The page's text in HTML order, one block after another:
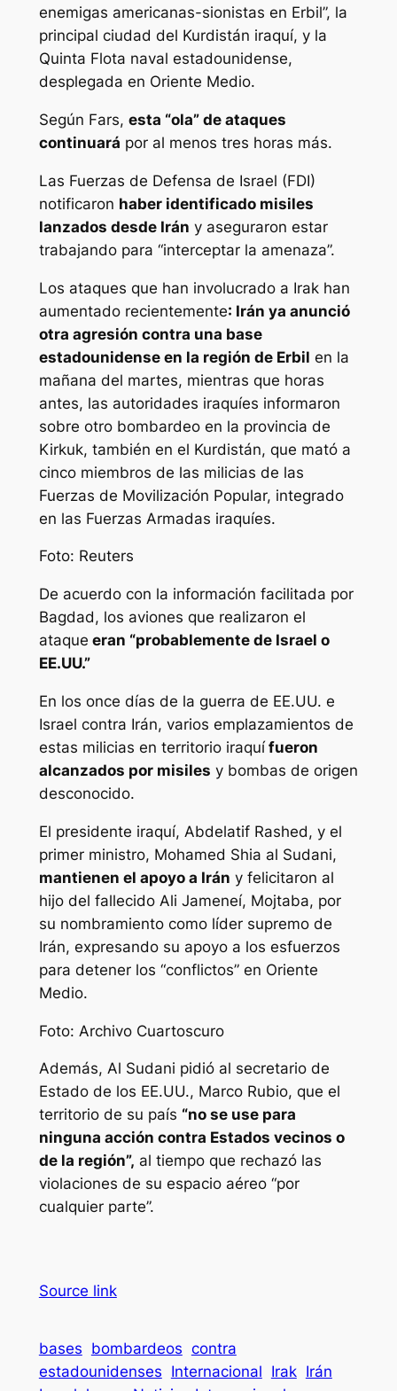
enemigas americanas-sionistas en Erbil”, la
principal ciudad del Kurdistán iraquí, y la
Quinta Flota naval estadounidense,
desplegada en Oriente Medio.
Según Fars, esta “ola” de ataques
continuará por al menos tres horas más.
Las Fuerzas de Defensa de Israel (FDI)
notificaron haber identificado misiles
lanzados desde Irán y aseguraron estar
trabajando para “interceptar la amenaza”.
Los ataques que han involucrado a Irak han
aumentado recientemente: Irán ya anunció
otra agresión contra una base
estadounidense en la región de Erbil en la
mañana del martes, mientras que horas
antes, las autoridades iraquíes informaron
sobre otro bombardeo en la provincia de
Kirkuk, también en el Kurdistán, que mató a
cinco miembros de las milicias de las
Fuerzas de Movilización Popular, integrado
en las Fuerzas Armadas iraquíes.
Foto: Reuters
De acuerdo con la información facilitada por
Bagdad, los aviones que realizaron el
ataque eran “probablemente de Israel o
EE.UU.”
En los once días de la guerra de EE.UU. e
Israel contra Irán, varios emplazamientos de
estas milicias en territorio iraquífueron
alcanzados por misiles y bombas de origen
desconocido.
El presidente iraquí, Abdelatif Rashed, y el
primer ministro, Mohamed Shia al Sudani,
mantienen el apoyo a Irán y felicitaron al
hijo del fallecido Ali Jameneí, Mojtaba, por
su nombramiento como líder supremo de
Irán, expresando su apoyo a los esfuerzos
para detener los “conflictos” en Oriente
Medio.
Foto: Archivo Cuartoscuro
Además, Al Sudani pidió al secretario de
Estado de los EE.UU., Marco Rubio, que el
territorio de su país “no se use para
ninguna acción contra Estados vecinos o
de la región”, al tiempo que rechazó las
violaciones de su espacio aéreo “por
cualquier parte”.
Source link
bases bombardeos contra
estadounidenses Internacional Irak Irán